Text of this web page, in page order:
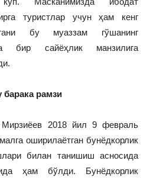
туристлар учун ҳам кенг
бу муаззам гўшанинг
бир сайёҳлик манзилига
рамзи
Мирзиёев 2018 йил 9 февраль
оширилаётган бунёдкорлик
билан танишиш асносида
ҳам бўлди. Бунёдкорлик